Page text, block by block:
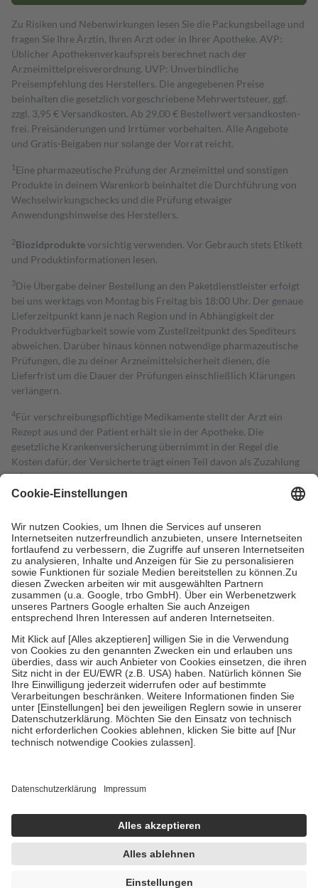
Zu Risiken und Nebenwirkungen lesen Sie die Packungsbeilage und
fragen Sie Ihre Ärztin, Ihren Arzt oder in Ihrer Apotheke. AVP:
Üblicher Apothekenverkaufspreis berechnet nach der
Arzneimittelpreisverordnung. UVP: Unverbindliche
Preisempfehlung des Herstellers. Die angegebenen Preise
beinhalten die gesetzlich vorgeschriebene Mehrwertsteuer, ggf.
zzgl. 3,95 € Versandkosten. Ab 29,00 € Bestell­wert versand­kosten­
frei. Preisänderungen und Irrtümer vorbehalten. Alle Angebote
und Gratis-Beigaben nur solange der Vorrat reicht.
1 Eine pharmazeutische Prüfung der Arzneimittel und sonstigen
Produkte in deinem Warenkorb beinhaltet die Durchführung von
Wechselwirkungschecks und die Prüfung etwaiger
Anwendungshinweise des Herstellers.
2Biozidproduktevorsichtig verwenden. Vor Gebrauch stets Etikett
und Produktinformationen lesen.
3Die Übergabe deiner Bestellung an den Paketdienstleister erfolgt
bei uns werktags von Montag bis Freitag bis 18:00 Uhr. Der genaue
Lieferzeitpunkt kann je nach Region und in Abhängigkeit der
Produktverfügbarkeit sowie vom Zustellzeitpunkt des Spediteurs
abweichen. Darüber hinaus können notwendige pharmazeutische
Prüfungen, die zu deiner Arzneimittelsicherheit dienen, die
Lieferfrist um die Dauer der Prüfungen einschließlich Klärungen
verlängern.
4Für verschreibungspflichtige Medikamente stellt der Arzt ein
Rezept aus und der Patient erhält sie in der Apotheke. Die
gesetzliche Krankenversicherung übernimmt in der Regel die
Kosten dafür, der Versicherte trägt einen Teil davon als Zuzahlung
mit.
Grundsätzlich leisten Mitglieder Zuzahlungen in Höhe von zehn
höchstens zehn Euro.
Es sind jedoch nie mehr als die tatsächlichen
Kosten der Leistung zu entrichten.
Diese Regeln gelten grundsätzlich auch für Online-Apotheken.
Bei Heilmitteln und häuslicher Krankenpflege beträgt die
Zuzahlung zehn Prozent der Kosten sowie zehn Euro je
Verordnung.
Um das Engagement der Versicherten für ihre eigene Gesundheit zu
stärken und die besondere Stellung der Familie zu unterstützen,
fallenkeine Zuzahlungenan bei:
• Kindern und Jugendlichen bis zum vollendeten 18. Lebensjahr
mit Ausnahme der Fahrkosten
• Untersuchungen zur Vorsorge und Früherkennung, die von der
GKV getragen werden
• empfohlenen Schutzimpfungen
• Harn- und Blutteststreifen
getroffen, um sicherzustellen, dass es sich um echte Bewertungen
https://help.etrusted.com/hc/de/articles/4419944605341
Einige Bilder und Inhalte wurden unter Zuhilfenahme künstlicher